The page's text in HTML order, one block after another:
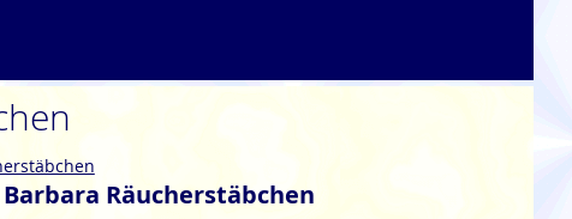
Barbara Räucherstäbchen